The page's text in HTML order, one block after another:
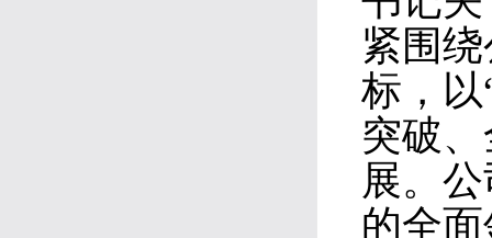
紧围
标，
突破
展。
的全